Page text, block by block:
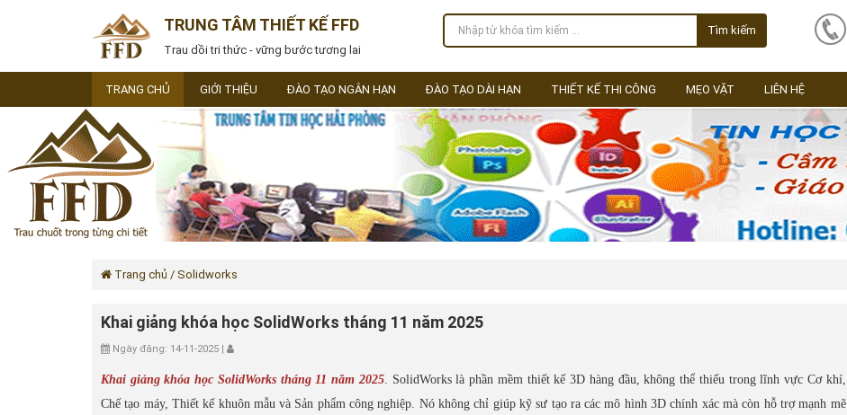
TRUNG TÂM THIẾT KẾ FFD
Trau dồi tri thức - vững bước tương lai
Tìm kiếm
TRANG CHỦ GIỚI THIỆU ĐÀO TẠO NGẮN HẠN ĐÀO TẠO DÀI HẠN THIẾT KẾ THI CÔNG MẸO VẶT LIÊN HỆ
Trang chủ / Solidworks
Khai giảng khóa học SolidWorks tháng 11 năm 2025
Ngày đăng: 14-11-2025 |
Khai giảng khóa học SolidWorks tháng 11 năm 2025. SolidWorks là phần mềm thiết kế 3D hàng đầu, không thể thiếu trong lĩnh vực Cơ khí,
Chế tạo máy, Thiết kế khuôn mẫu và Sản phẩm công nghiệp. Nó không chỉ giúp kỹ sư tạo ra các mô hình 3D chính xác mà còn hỗ trợ mạnh mẽ